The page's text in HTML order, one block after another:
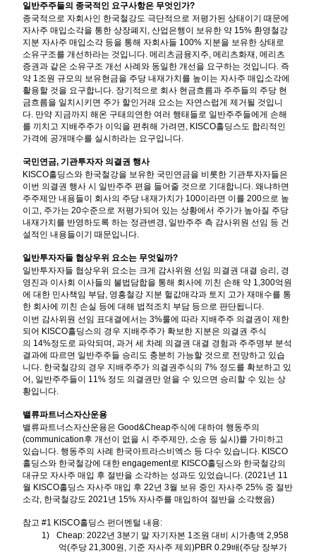
일반주주들의 종국적인 요구사항은 무엇인가?
종국적으로 자회사인 한국철강도 극단적으로 저평가된 상태이기 때문에
자사주 매입소각을 통한 상장폐지 ,산업은행이 보유한 약 15%환영철강
지분 자사주 매입소각 등을 통해 자회사들 100% 지분을 보유한 상태로
소유구조를 개선하라는 것입니다.메리츠금융지주,메리츠화재 ,메리츠
증권과 같은 소유구조 개선 사례와 동일한 개선을 요구하는 것입니다. 즉
약 1조원 규모의 보유현금을 주당 내재가치를 높이는 자사주 매입소각에
활용할 것을 요구합니다. 장기적으로 회사 현금흐름과 주주들의 주당 현
금흐름을 일치시키면 주가 할인거래 요소는 자연스럽게 제거될 것입니
다. 만약 지금까지 해온 구태의연한 여러 행태들로 일반주주들에게 손해
를 끼치고 지배주주가 이익을 편취해 가려면 , KISCO홀딩스도 합리적인
가격에 공개매수를 실시하라는 요구입니다.
국민연금,기관투자자 의결권 행사
KISCO홀딩스와 한국철강을 보유한 국민연금을 비롯한 기관투자자들은
이번 의결권 행사 시 일반주주 편을 들어줄 것으로 기대합니다.왜냐하면
주주제안 내용들이 회사의 주당 내재가치가 100이라면 이를200으로 높
이고, 주가는20수준으로 저평가되어 있는 상황에서 주가가 높아질 주당
내재가치를 반영하도록 하는 정관변경, 일반주주 측 감사위원 선임 등 건
설적인 내용들이기 때문입니다.
일반투자자들 협상우위 요소는 무엇일까?
일반투자자들 협상우위 요소는 크게 감사위원 선임 의결권 대결 승리 , 경
영진과 이사회 이사들의 불법담합을 통해 회사에 끼친 손해 약 1,300억원
에 대한 민사책임 부담, 영흥철강 지분 헐값매각과 토지 고가 재매수를 통
한 회사에 끼친 손실 등에 대해 법적조치 부담 등으로 판단됩니다.
이번 감사위원 선임 표대결에서는3%룰에 따라 지배주주 의결권이 제한
되어 KISCO홀딩스의 경우 지배주주가 확보한 지분은 의결권 주식
의 14%정도로 파악되며 ,과거 세 차례 의결권 대결 경험과 주주명부 분석
결과에 따르면 일반주주들 승리도 충분히 가능할 것으로 전망하고 있습
니다. 한국철강의 경우 지배주주가 의결권주식의7% 정도를 확보하고 있
어 , 일반주주들이 11% 정도 의결권만 얻을 수 있으면 승리할 수 있는 상
황입니다.
밸류파트너스자산운용
밸류파트너스자산운용은Good&Cheap주식에 대하여 행동주의
(communication후 개선이 없을 시 주주제안, 소송 등 실시)를 가미하고
있습니다.행동주의 사례 한국아트라스비엑스 등 다수 있습니다. KISCO
홀딩스와 한국철강에 대한engagement로 KISCO홀딩스와 한국철강의
대규모 자사주 매입 후 절반을 소각하는 성과도 있었습니다. (2021년 11
월 KISCO홀딩스 자사주 매입 후22년3월 보유 중인 자사주25% 중 절반
소각, 한국철강도2021년 15%자사주를 매입하여 절반을 소각했음)
참고#1 KISCO홀딩스 펀더멘털 내용:
1)
Cheap: 2022년 3분기 말 자기자본 1조원 대비 시가총액 2,958
억(주당 21,300원 , 기준 자사주 제외 )PBR 0.29배(주당 장부가